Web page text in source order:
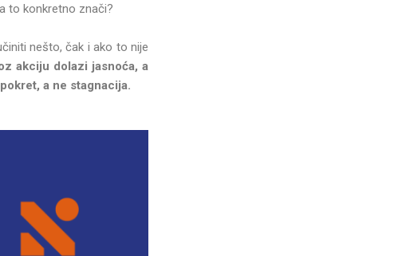
to konkretno znači?
nešto, čak i ako to nije
akciju dolazi jasnoća, a
pokret, a ne stagnacija.